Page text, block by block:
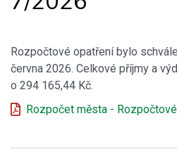
Rozpočtové opatření bylo
června 2026. Celkové příjmy a
o 294 165,44 Kč.
Rozpočet města -